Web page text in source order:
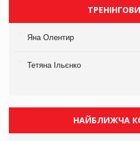
Яна Олентир
Тетяна Ільєнко
НАЙБЛИЖЧА